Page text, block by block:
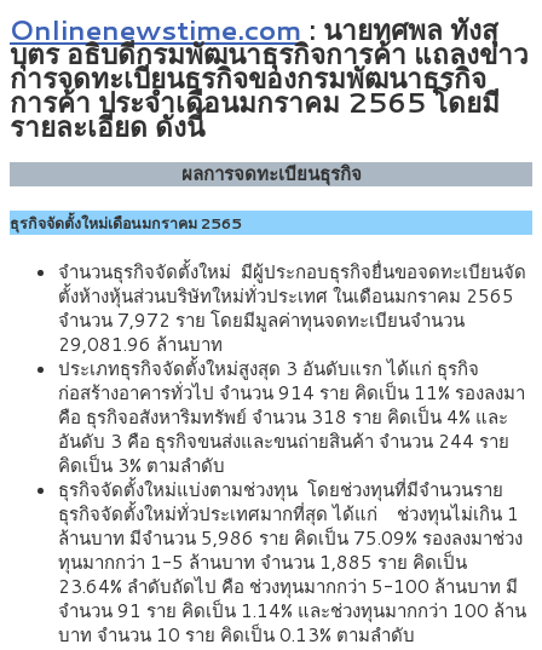
Onlinenewstime.com : นายทศพล ทังสุ
บุตร อธิบดีกรมพัฒนาธุรกิจการค้า แถลงข่าว
การจดทะเบียนธุรกิจของกรมพัฒนาธุรกิจ
การค้า ประจำเดือนมกราคม 2565 โดยมี
รายละเอียด ดังนี้
ผลการจดทะเบียนธุรกิจ
ธุรกิจจัดตั้งใหม่เดือนมกราคม 2565
จำนวนธุรกิจจัดตั้งใหม่ มีผู้ประกอบธุรกิจยื่นขอจดทะเบียนจัด
ตั้งห้างหุ้นส่วนบริษัทใหม่ทั่วประเทศ ในเดือนมกราคม 2565
จำนวน 7,972 ราย โดยมีมูลค่าทุนจดทะเบียนจำนวน
29,081.96 ล้านบาท
ประเภทธุรกิจจัดตั้งใหม่สูงสุด 3 อันดับแรก ได้แก่ ธุรกิจ
ก่อสร้างอาคารทั่วไป จำนวน 914 ราย คิดเป็น 11% รองลงมา
คือ ธุรกิจอสังหาริมทรัพย์ จำนวน 318 ราย คิดเป็น 4% และ
อันดับ 3 คือ ธุรกิจขนส่งและขนถ่ายสินค้า จำนวน 244 ราย
คิดเป็น 3% ตามลำดับ
ธุรกิจจัดตั้งใหม่แบ่งตามช่วงทุน โดยช่วงทุนที่มีจำนวนราย
ธุรกิจจัดตั้งใหม่ทั่วประเทศมากที่สุด ได้แก่ ช่วงทุนไม่เกิน 1
ล้านบาท มีจำนวน 5,986 ราย คิดเป็น 75.09% รองลงมาช่วง
ทุนมากกว่า 1-5 ล้านบาท จำนวน 1,885 ราย คิดเป็น
23.64% ลำดับถัดไป คือ ช่วงทุนมากกว่า 5-100 ล้านบาท มี
จำนวน 91 ราย คิดเป็น 1.14% และช่วงทุนมากกว่า 100 ล้าน
บาท จำนวน 10 ราย คิดเป็น 0.13% ตามลำดับ